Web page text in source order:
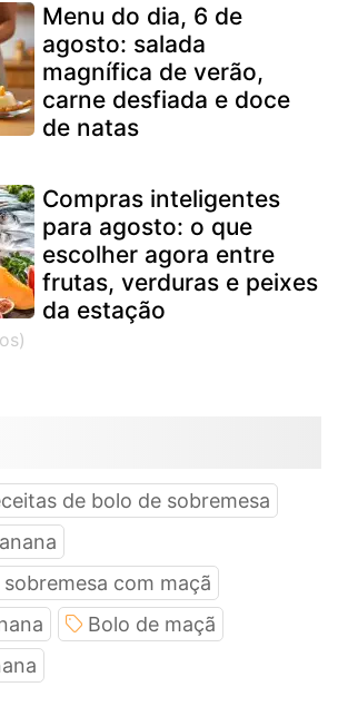
Menu do dia, 6 de
agosto: salada
magnífica de verão,
carne desfiada e doce
de natas
Compras inteligentes
para agosto: o que
escolher agora entre
frutas, verduras e peixes
da estação
de bolo de sobremesa
com maçã
Bolo de maçã